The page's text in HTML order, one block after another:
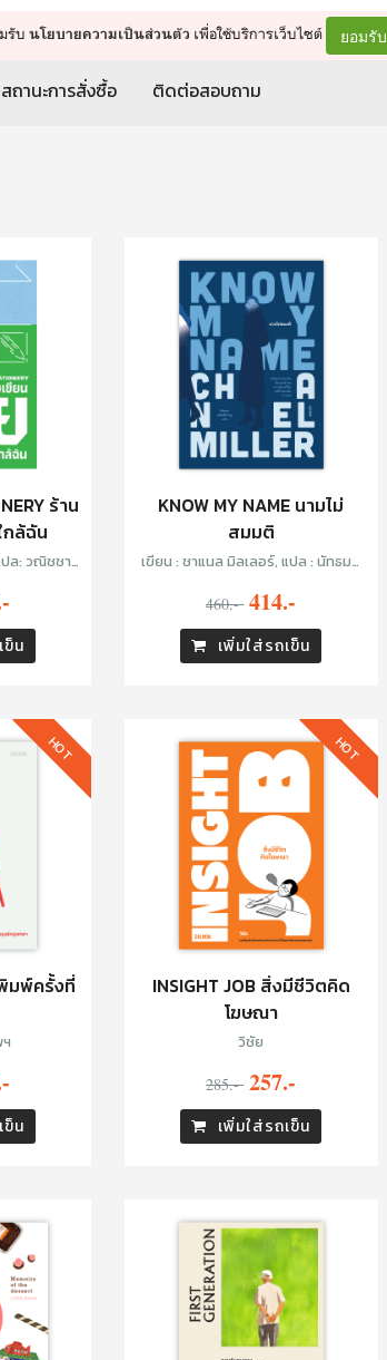
การรถเข็น ดำเนินการต่อ
มรับนโยบายความเป็นส่วนตัว เพื่อใช้บริการเว็บไซต์ ยอมรับ
ถานะการสั่งซื้อ ติดต่อสอบถาม
ร้าน
กล้ฉัน
ล: วณิชชา
ข็น
KNOW MY NAME นามไม่
สมมติ
เขียน : ชาแนล มิลเลอร์, แปล : นัทธมน
460.- 414.-
เพิ่มใส่รถเข็น
มพ์ครั้งที่
ข็น
HOT
INSIGHT JOB สิ่งมีชีวิตคิด
โฆษณา
วิชัย
285.- 257.-
เพิ่มใส่รถเข็น
HOT